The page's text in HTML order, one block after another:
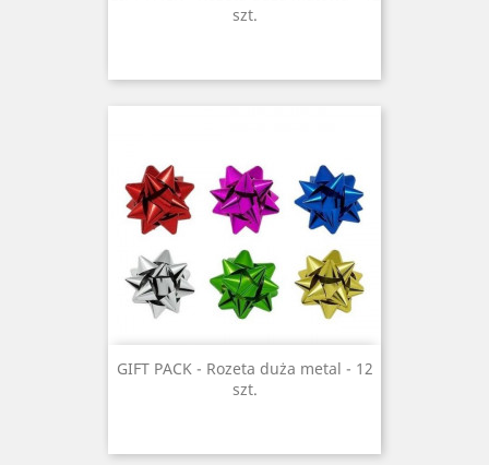
szt.
GIFT PACK - Rozeta duża metal - 12
szt.